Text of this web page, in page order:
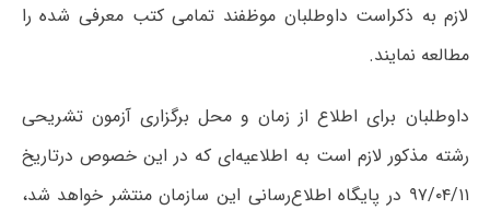
لازم به ذکراست داوطلبان موظفند تمامی کتب معرفی شده را
مطالعه نمایند.
داوطلبان برای اطلاع از زمان و محل برگزاری آزمون تشریحی
رشته مذکور لازم است به اطلاعیه‌ای که در این خصوص درتاریخ
۹۷/۰۴/۱۱ در پایگاه اطلاع‌رسانی این سازمان منتشر خواهد شد،